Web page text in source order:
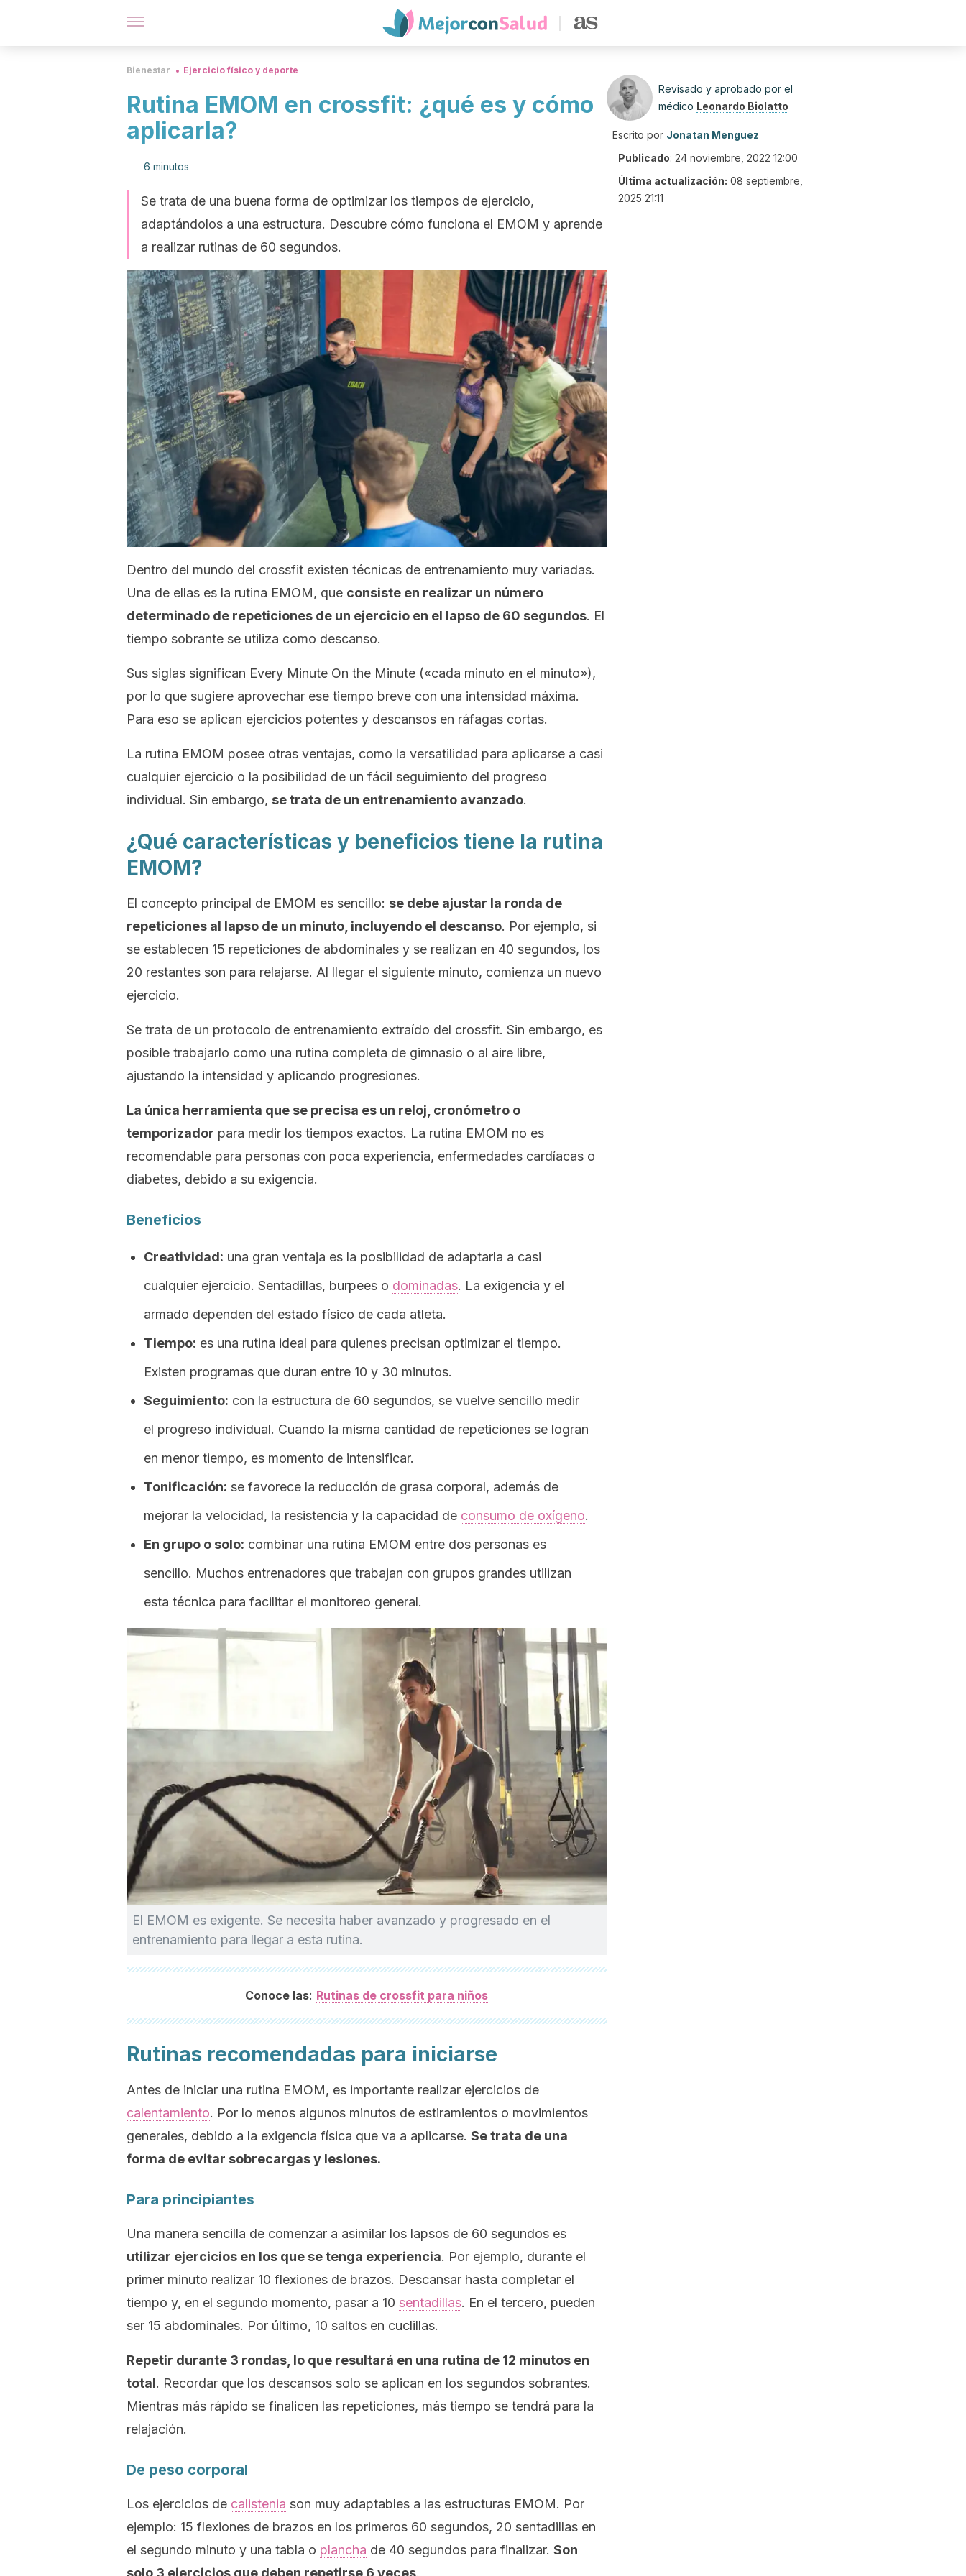
Bienestar Ejercicio físico y deporte
Rutina EMOM en crossfit: ¿qué es y cómo
aplicarla?
6 minutos
Se trata de una buena forma de optimizar los tiempos de ejercicio,
adaptándolos a una estructura. Descubre cómo funciona el EMOM y aprende
a realizar rutinas de 60 segundos.
Dentro del mundo del crossfit existen técnicas de entrenamiento muy variadas.
Una de ellas es la rutina EMOM, que consiste en realizar un número
determinado de repeticiones de un ejercicio en el lapso de 60 segundos. El
tiempo sobrante se utiliza como descanso.
Sus siglas significan Every Minute On the Minute («cada minuto en el minuto»),
por lo que sugiere aprovechar ese tiempo breve con una intensidad máxima.
Para eso se aplican ejercicios potentes y descansos en ráfagas cortas.
La rutina EMOM posee otras ventajas, como la versatilidad para aplicarse a casi
cualquier ejercicio o la posibilidad de un fácil seguimiento del progreso
individual. Sin embargo, se trata de un entrenamiento avanzado.
¿Qué características y beneficios tiene la rutina
EMOM?
El concepto principal de EMOM es sencillo: se debe ajustar la ronda de
repeticiones al lapso de un minuto, incluyendo el descanso. Por ejemplo, si
se establecen 15 repeticiones de abdominales y se realizan en 40 segundos, los
20 restantes son para relajarse. Al llegar el siguiente minuto, comienza un nuevo
ejercicio.
Se trata de un protocolo de entrenamiento extraído del crossfit. Sin embargo, es
posible trabajarlo como una rutina completa de gimnasio o al aire libre,
ajustando la intensidad y aplicando progresiones.
La única herramienta que se precisa es un reloj, cronómetro o
temporizador para medir los tiempos exactos. La rutina EMOM no es
recomendable para personas con poca experiencia, enfermedades cardíacas o
diabetes, debido a su exigencia.
Beneficios
Creatividad: una gran ventaja es la posibilidad de adaptarla a casi
cualquier ejercicio. Sentadillas, burpees o dominadas. La exigencia y el
armado dependen del estado físico de cada atleta.
Tiempo: es una rutina ideal para quienes precisan optimizar el tiempo.
Existen programas que duran entre 10 y 30 minutos.
Seguimiento: con la estructura de 60 segundos, se vuelve sencillo medir
el progreso individual. Cuando la misma cantidad de repeticiones se logran
en menor tiempo, es momento de intensificar.
Tonificación: se favorece la reducción de grasa corporal, además de
mejorar la velocidad, la resistencia y la capacidad de consumo de oxígeno.
En grupo o solo: combinar una rutina EMOM entre dos personas es
sencillo. Muchos entrenadores que trabajan con grupos grandes utilizan
esta técnica para facilitar el monitoreo general.
El EMOM es exigente. Se necesita haber avanzado y progresado en el
entrenamiento para llegar a esta rutina.
Conoce las: Rutinas de crossfit para niños
Rutinas recomendadas para iniciarse
Antes de iniciar una rutina EMOM, es importante realizar ejercicios de
calentamiento. Por lo menos algunos minutos de estiramientos o movimientos
generales, debido a la exigencia física que va a aplicarse. Se trata de una
forma de evitar sobrecargas y lesiones.
Para principiantes
Una manera sencilla de comenzar a asimilar los lapsos de 60 segundos es
utilizar ejercicios en los que se tenga experiencia. Por ejemplo, durante el
primer minuto realizar 10 flexiones de brazos. Descansar hasta completar el
tiempo y, en el segundo momento, pasar a 10 sentadillas. En el tercero, pueden
ser 15 abdominales. Por último, 10 saltos en cuclillas.
Repetir durante 3 rondas, lo que resultará en una rutina de 12 minutos en
total. Recordar que los descansos solo se aplican en los segundos sobrantes.
Mientras más rápido se finalicen las repeticiones, más tiempo se tendrá para la
relajación.
De peso corporal
Los ejercicios de calistenia son muy adaptables a las estructuras EMOM. Por
ejemplo: 15 flexiones de brazos en los primeros 60 segundos, 20 sentadillas en
el segundo minuto y una tabla o plancha de 40 segundos para finalizar. Son
solo 3 ejercicios que deben repetirse 6 veces
Revisado y aprobado por el
médico Leonardo Biolatto
Escrito por Jonatan Menguez
Publicado: 24 noviembre, 2022 12:00
Última actualización: 08 septiembre,
2025 21:11